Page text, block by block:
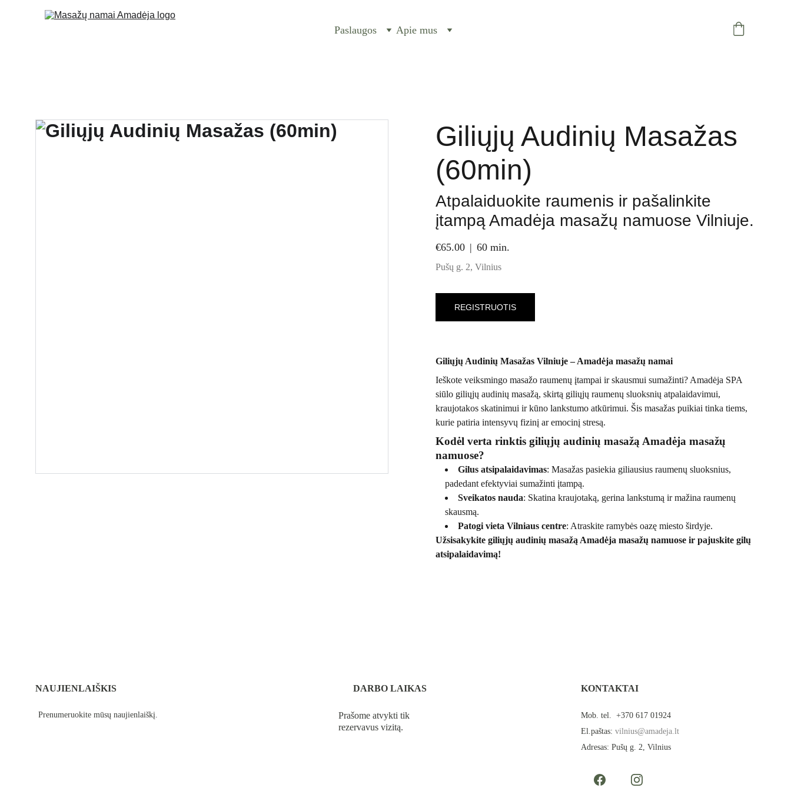
Paslaugos Apie mus
Giliųjų Audinių Masažas
(60min)
Atpalaiduokite raumenis ir pašalinkite
įtampą Amadėja masažų namuose Vilniuje.
€65.00 60 min.
Pušų g. 2, Vilnius
REGISTRUOTIS
Giliųjų Audinių Masažas Vilniuje – Amadėja masažų namai
Ieškote veiksmingo masažo raumenų įtampai ir skausmui sumažinti? Amadėja SPA
siūlo giliųjų audinių masažą, skirtą giliųjų raumenų sluoksnių atpalaidavimui,
kraujotakos skatinimui ir kūno lankstumo atkūrimui. Šis masažas puikiai tinka tiems,
kurie patiria intensyvų fizinį ar emocinį stresą.
Kodėl verta rinktis giliųjų audinių masažą Amadėja masažų
namuose?
Gilus atsipalaidavimas: Masažas pasiekia giliausius raumenų sluoksnius,
padedant efektyviai sumažinti įtampą.
Sveikatos nauda: Skatina kraujotaką, gerina lankstumą ir mažina raumenų
skausmą.
Patogi vieta Vilniaus centre: Atraskite ramybės oazę miesto širdyje.
Užsisakykite giliųjų audinių masažą Amadėja masažų namuose ir pajuskite gilų
atsipalaidavimą!
NAUJIENLAIŠKIS
Prenumeruokite mūsų naujienlaiškį.
DARBO LAIKAS KONTAKTAI
Mob. tel.  +370 617 01924
El.paštas: vilnius@amadeja.lt
Adresas: Pušų g. 2, Vilnius
Prašome atvykti tik
rezervavus vizitą.